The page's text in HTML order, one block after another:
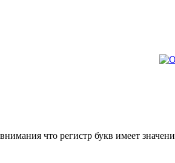
что регистр букв имеет